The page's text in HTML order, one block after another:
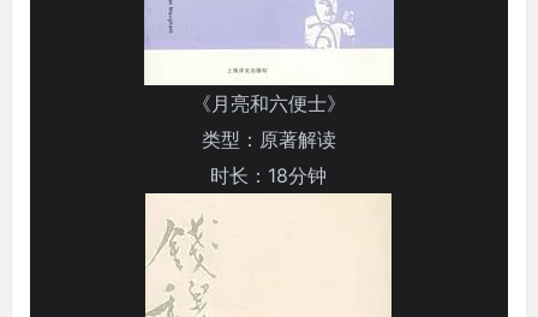
《月亮和六便士》
类型：原著解读
时长：18分钟